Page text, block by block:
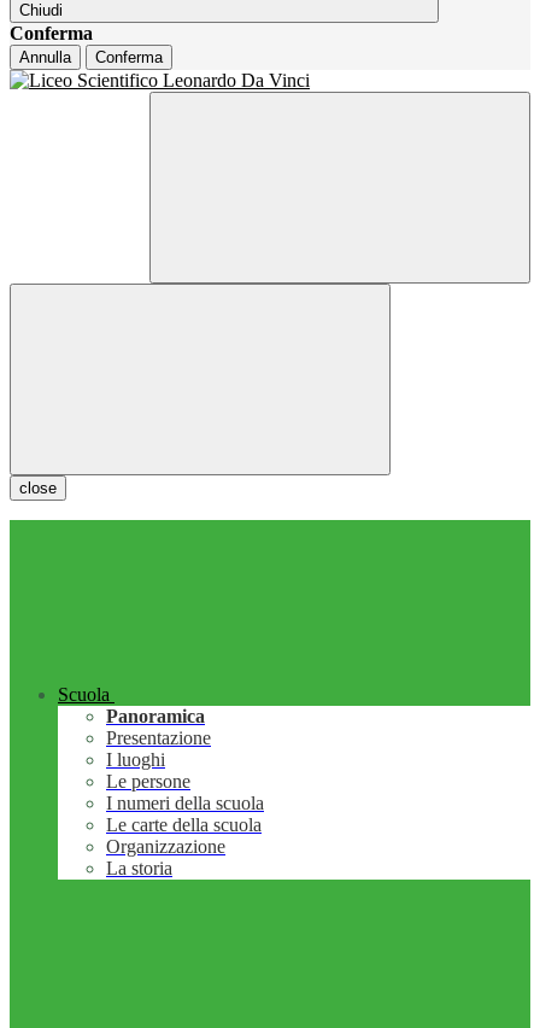
Chiudi
Conferma
Annulla Conferma
close
Scuola
Panoramica
Presentazione
I luoghi
Le persone
I numeri della scuola
Le carte della scuola
Organizzazione
La storia